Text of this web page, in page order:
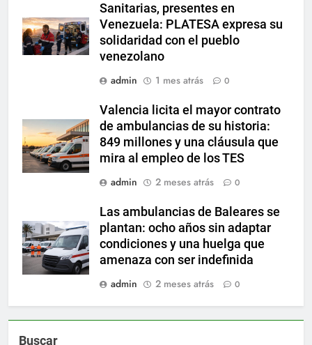
Sanitarias, presentes en
Venezuela: PLATESA expresa su
solidaridad con el pueblo
venezolano
admin
1 mes atrás 0
Valencia licita el mayor contrato
de ambulancias de su historia:
849 millones y una cláusula que
mira al empleo de los TES
admin
2 meses atrás 0
Las ambulancias de Baleares se
plantan: ocho años sin adaptar
condiciones y una huelga que
amenaza con ser indefinida
admin
2 meses atrás 0
Buscar